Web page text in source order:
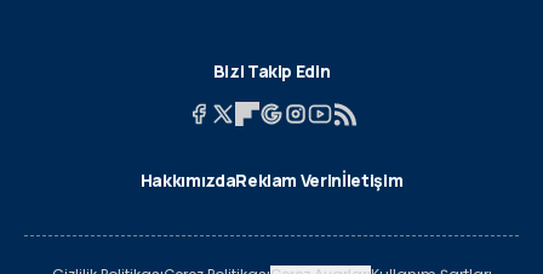
Bizi Takip Edin
HakkımızdaReklam Verinİletişim